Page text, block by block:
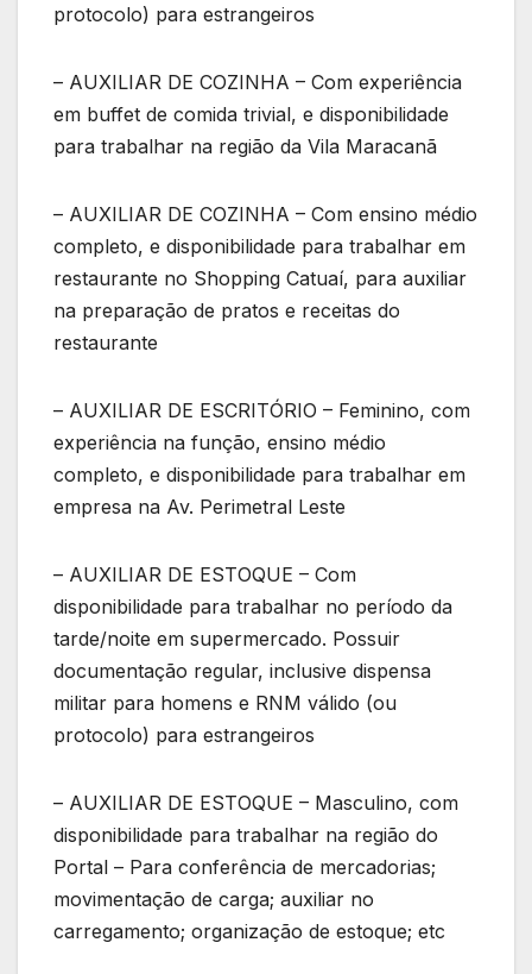
protocolo) para estrangeiros
– AUXILIAR DE COZINHA – Com experiência
em buffet de comida trivial, e disponibilidade
para trabalhar na região da Vila Maracanã
– AUXILIAR DE COZINHA – Com ensino médio
completo, e disponibilidade para trabalhar em
restaurante no Shopping Catuaí, para auxiliar
na preparação de pratos e receitas do
restaurante
– AUXILIAR DE ESCRITÓRIO – Feminino, com
experiência na função, ensino médio
completo, e disponibilidade para trabalhar em
empresa na Av. Perimetral Leste
– AUXILIAR DE ESTOQUE – Com
disponibilidade para trabalhar no período da
tarde/noite em supermercado. Possuir
documentação regular, inclusive dispensa
militar para homens e RNM válido (ou
protocolo) para estrangeiros
– AUXILIAR DE ESTOQUE – Masculino, com
disponibilidade para trabalhar na região do
Portal – Para conferência de mercadorias;
movimentação de carga; auxiliar no
carregamento; organização de estoque; etc